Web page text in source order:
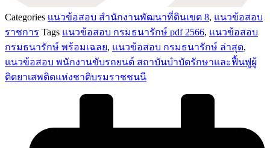
Categories เเนวข้อสอบ สำนักงานพัฒนาที่ดินเขต 8, แนวข้อสอบ
ราชการ Tags แนวข้อสอบ กรมธนารักษ์ pdf 2566, แนวข้อสอบ
กรมธนารักษ์ พร้อมเฉลย, แนวข้อสอบ กรมธนารักษ์ ล่าสุด,
แนวข้อสอบ พนักงานขับรถยนต์ สถาบันบำบัดรักษาและฟื้นฟูผู้
ติดยาเสพติดแห่งชาติบรมราชชนนี